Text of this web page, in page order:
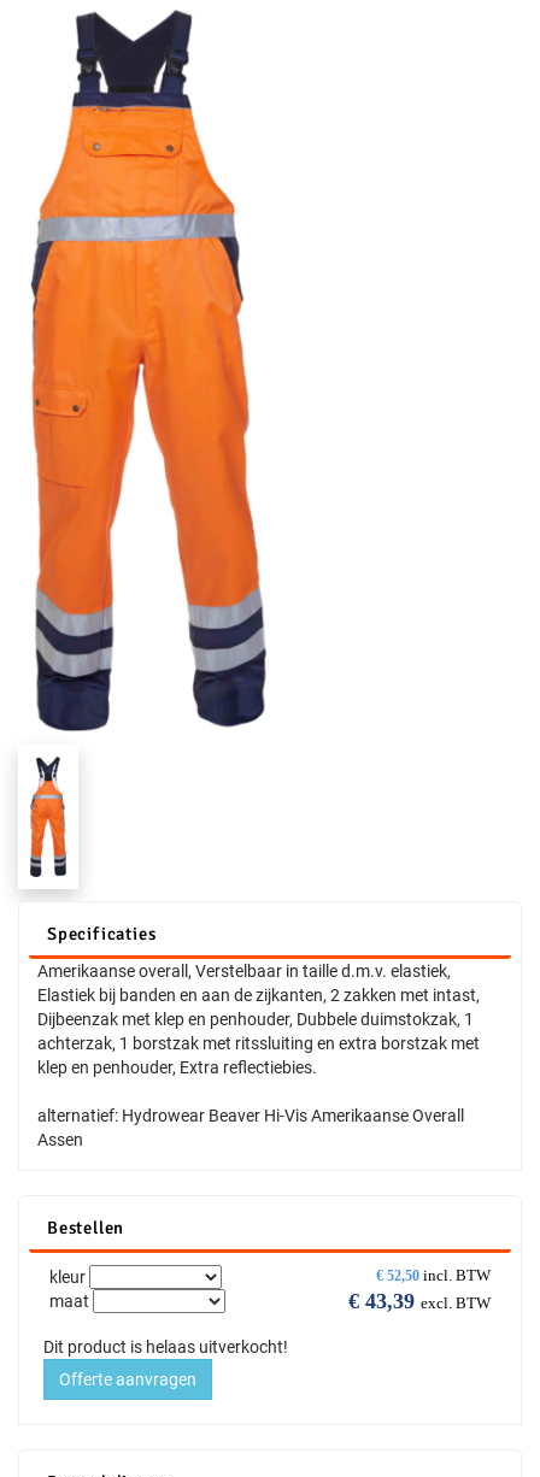
Specificaties
Amerikaanse overall, Verstelbaar in taille d.m.v. elastiek,
Elastiek bij banden en aan de zijkanten, 2 zakken met intast,
Dijbeenzak met klep en penhouder, Dubbele duimstokzak, 1
achterzak, 1 borstzak met ritssluiting en extra borstzak met
klep en penhouder, Extra reflectiebies.
alternatief: Hydrowear Beaver Hi-Vis Amerikaanse Overall
Assen
Bestellen
€ 52,50 incl. BTW
€ 43,39 excl. BTW
kleur
maat
Dit product is helaas uitverkocht!
Offerte aanvragen